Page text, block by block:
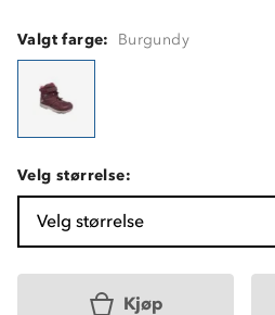
Valgt farge: Burgundy
Velg størrelse:
Velg størrelse
Kjøp